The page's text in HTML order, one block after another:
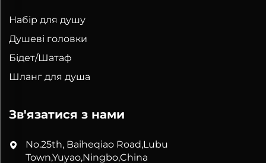
Набір для душу
Душеві головки
Бідет/Шатаф
Шланг для душа
Зв'язатися з нами
No.25th, Baiheqiao Road,Lubu
Town,Yuyao,Ningbo,China